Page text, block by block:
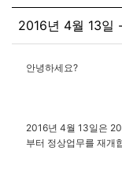
2016년 4월 13일
안녕하세요?
2016년 4월 13일은
부터 정상업무를 재개